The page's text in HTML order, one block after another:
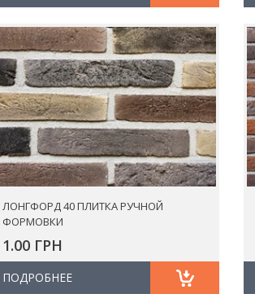
ЛОНГФОРД 40 ПЛИТКА РУЧНОЙ
ФОРМОВКИ
1.00 ГРН
ПОДРОБНЕЕ